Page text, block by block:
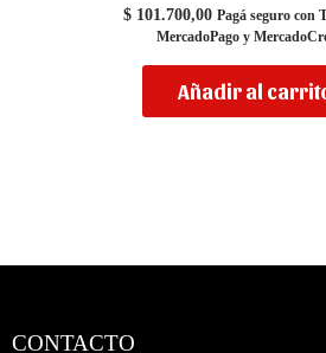
$101.700,00 Pagá seguro con
MercadoPago y
Añadir al
CONTACTO